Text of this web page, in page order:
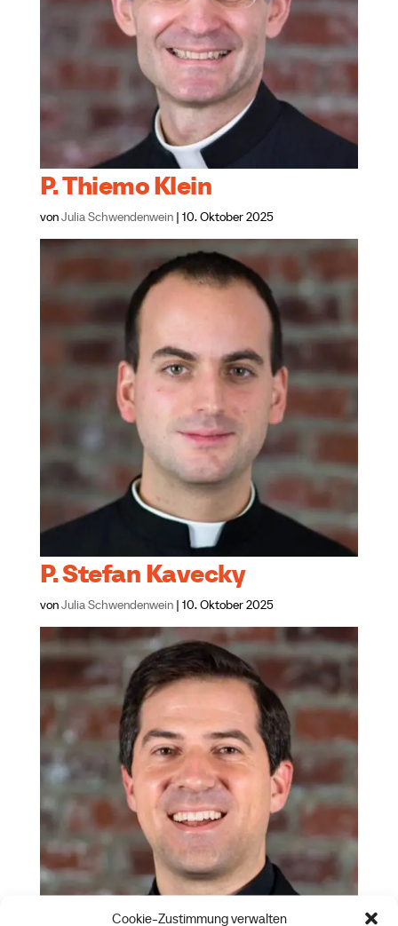
Cookie-Zustimmung verwalten
P. Thiemo Klein
vonJulia Schwendenwein| 10. Oktober 2025
P. Stefan Kavecky
vonJulia Schwendenwein| 10. Oktober 2025